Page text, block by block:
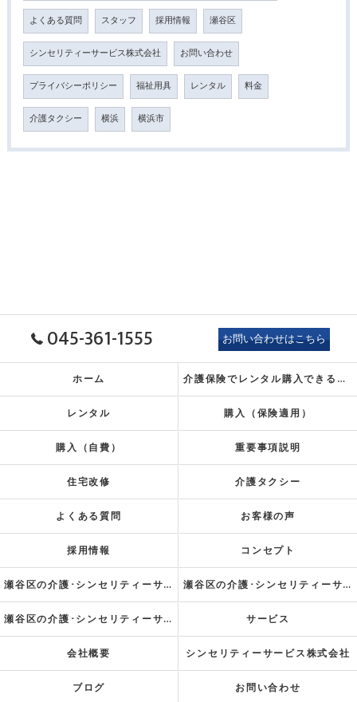
よくある質問 スタッフ 採用情報 瀬谷区
シンセリティーサービス株式会社 お問い合わせ
プライバシーポリシー 福祉用具 レンタル 料金
介護タクシー 横浜 横浜市
045-361-1555 お問い合わせはこちら
ホーム 介護保険でレンタル購入できるもの
レンタル 購入（保険適用）
購入（自費） 重要事項説明
住宅改修 介護タクシー
よくある質問 お客様の声
採用情報 コンセプト
瀬谷区の介護･シンセリティーサービス株式会社の口コミ情報 瀬谷区の介護･シンセリティーサービス株式会社の評判
瀬谷区の介護･シンセリティーサービス株式会社のお客様の声 サービス
会社概要 シンセリティーサービス株式会社
ブログ お問い合わせ